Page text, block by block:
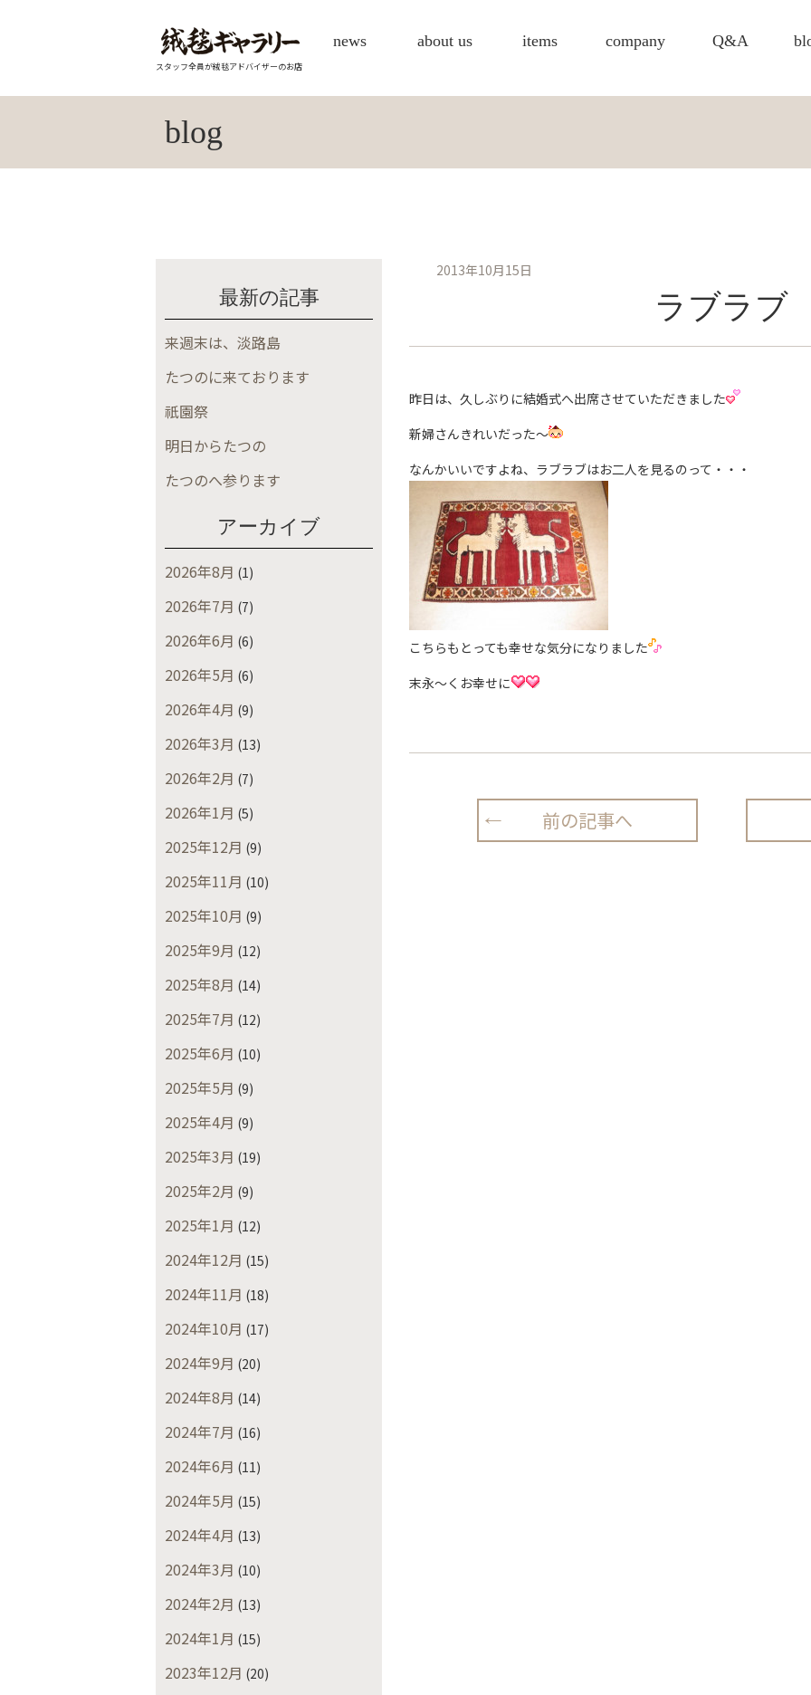
スタッフ全員が絨毯アドバイザーのお店
news about us items company Q&A
blog
最新の記事
来週末は、淡路島
たつのに来ております
祇園祭
明日からたつの
たつのへ参ります
アーカイブ
2026年8月 (1)
2026年7月 (7)
2026年6月 (6)
2026年5月 (6)
2026年4月 (9)
2026年3月 (13)
2026年2月 (7)
2026年1月 (5)
2025年12月 (9)
2025年11月 (10)
2025年10月 (9)
2025年9月 (12)
2025年8月 (14)
2025年7月 (12)
2025年6月 (10)
2025年5月 (9)
2025年4月 (9)
2025年3月 (19)
2025年2月 (9)
2025年1月 (12)
2024年12月 (15)
2024年11月 (18)
2024年10月 (17)
2024年9月 (20)
2024年8月 (14)
2024年7月 (16)
2024年6月 (11)
2024年5月 (15)
2024年4月 (13)
2024年3月 (10)
2024年2月 (13)
2024年1月 (15)
2023年12月 (20)
2013年10月15日
ラブラブ
昨日は、久しぶりに結婚式へ出席させていただきました
新婦さんきれいだった〜
なんかいいですよね、ラブラブはお二人を見るのって・・・
こちらもとっても幸せな気分になりました
末永〜くお幸せに
前の記事へ